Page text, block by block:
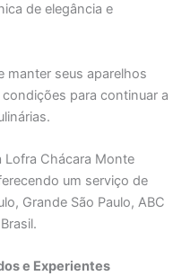
de elegância e
manter seus aparelhos
para continuar a
Lofra Chácara Monte
um serviço de
Grande São Paulo, ABC
e Experientes